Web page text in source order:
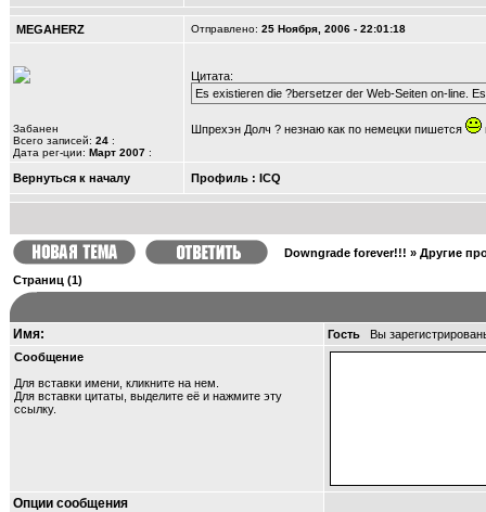
MEGAHERZ Отправлено: 25 Ноября, 2006 - 22:01:18
Забанен
Всего записей: 24 :
Дата рег-ции: Март 2007 :
Цитата:
Es existieren die ?bersetzer der Web-Seiten on-line.
Шпрехэн Долч ? незнаю как по немецки пишется
Вернуться к началу Профиль : ICQ
Downgrade forever!!! » Другие
Страниц (1)
Имя: Гость
Вы
Сообщение
Для вставки имени, кликните на нем.
Для вставки цитаты, выделите её и нажмите эту
ссылку.
Опции сообщения